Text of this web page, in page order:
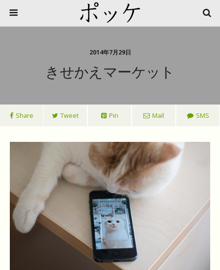
2014年7月29日
きせかえマーケット
Share Tweet Pin Mail SMS